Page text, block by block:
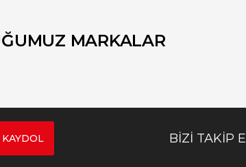
MARKALAR
KAYDOL BİZİ TAKİP